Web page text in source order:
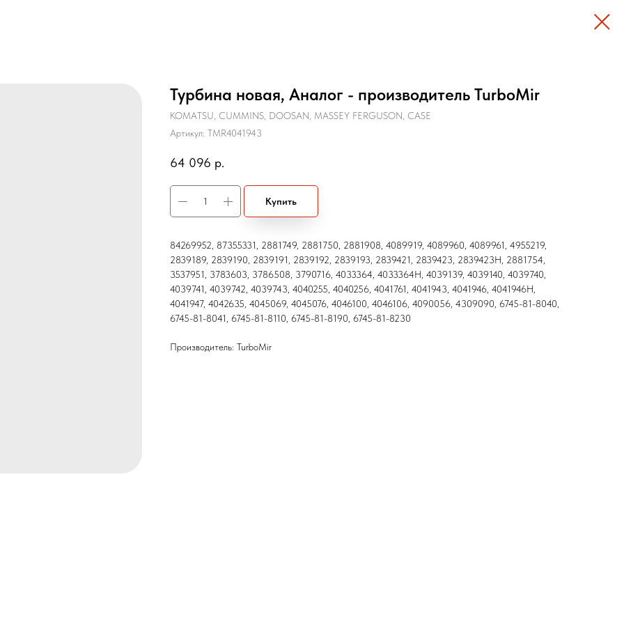
Турбина новая, Аналог - производитель TurboMir
KOMATSU, CUMMINS, DOOSAN, MASSEY FERGUSON, CASE
Артикул: TMR4041943
64 096 р.
Купить
84269952, 87355331, 2881749, 2881750, 2881908, 4089919, 4089960, 4089961, 4955219,
2839189, 2839190, 2839191, 2839192, 2839193, 2839421, 2839423, 2839423H, 2881754,
3537951, 3783603, 3786508, 3790716, 4033364, 4033364H, 4039139, 4039140, 4039740,
4039741, 4039742, 4039743, 4040255, 4040256, 4041761, 4041943, 4041946, 4041946H,
4041947, 4042635, 4045069, 4045076, 4046100, 4046106, 4090056, 4309090, 6745-81-8040,
6745-81-8041, 6745-81-8110, 6745-81-8190, 6745-81-8230
Производитель: TurboMir